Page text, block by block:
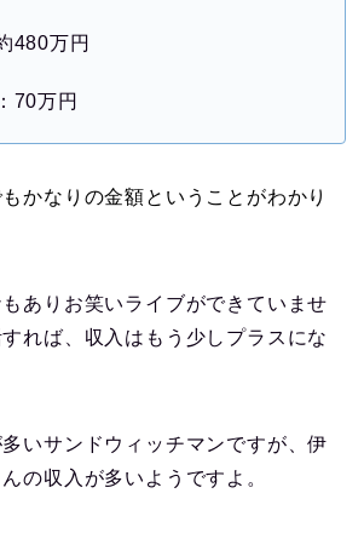
480万円
70万円
かなりの金額ということがわかり
ありお笑いライブができていませ
れば、収入はもう少しプラスにな
いサンドウィッチマンですが、伊
の収入が多いようですよ。